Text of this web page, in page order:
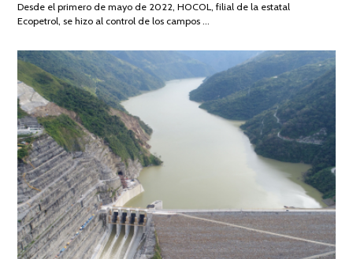
2026
Desde el primero de mayo de 2022, HOCOL, filial de la estatal
Ecopetrol, se hizo al control de los campos …